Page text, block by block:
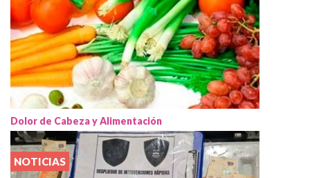
Dolor de Cabeza y Alimentación
NOTICIAS